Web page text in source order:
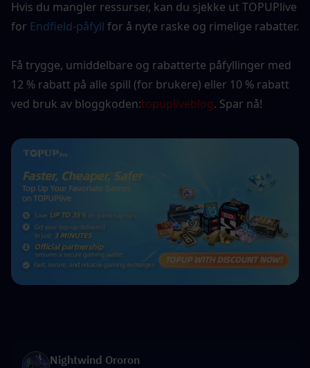
Hvis du mangler ressurser, kan du sjekke ut TOPUPlive
for Endfield-påfyll for å nyte raske og rimelige rabatter.
Få trygge, umiddelbare og rabatterte påfyllinger med
12 % rabatt på alle spill (for brukere) eller 10 % rabatt
ved bruk av bloggkoden:topupliveblog. Spar nå!
Nightwind Ororon